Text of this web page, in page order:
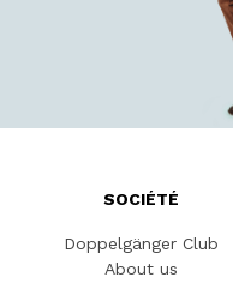
SOCIÉTÉ
Doppelgänger Club
About us